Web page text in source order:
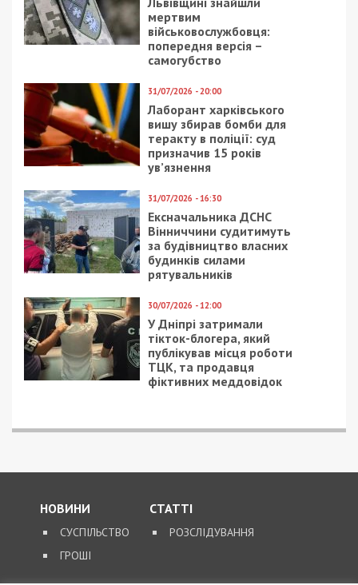
мертвим
військовослужбовця:
попередня версія –
самогубство
31/07/2026 - 20:00
Лаборант харківського
вишу збирав бомби для
теракту в поліції: суд
призначив 15 років
ув’язнення
31/07/2026 - 16:30
Ексначальника ДСНС
Вінниччини судитимуть
за будівництво власних
будинків силами
рятувальників
30/07/2026 - 12:00
У Дніпрі затримали
тікток-блогера, який
публікував місця роботи
ТЦК, та продавця
фіктивних меддовідок
НОВИНИ
СУСПІЛЬСТВО
ГРОШІ
СТАТТІ
РОЗСЛІДУВАННЯ